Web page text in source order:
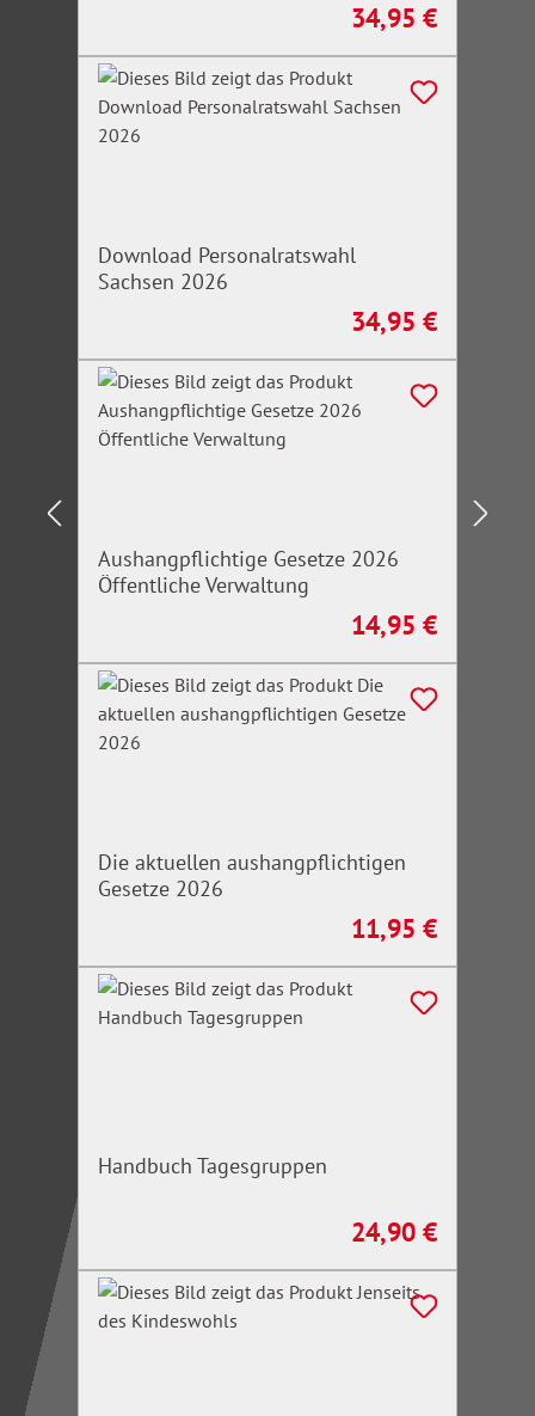
Regulärer Preis:
34,95 €
Download Personalratswahl
Sachsen 2026
Regulärer Preis:
34,95 €
Aushangpflichtige Gesetze 2026
Öffentliche Verwaltung
Regulärer Preis:
14,95 €
Die aktuellen aushangpflichtigen
Gesetze 2026
Regulärer Preis:
11,95 €
Handbuch Tagesgruppen
Regulärer Preis:
24,90 €